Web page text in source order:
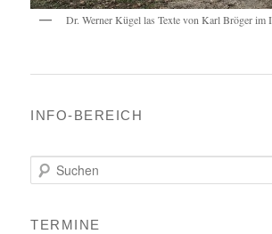
Dr. Werner Kügel las Texte von Karl Bröger im
INFO-BEREICH
u
e
TERMINE